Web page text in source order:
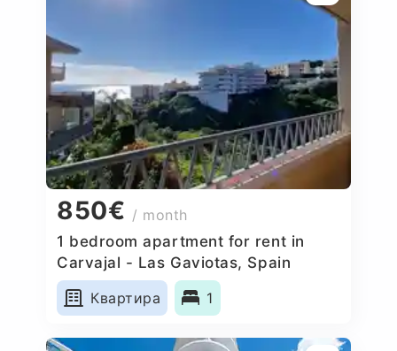
850€ / month
1 bedroom apartment for rent in
Carvajal - Las Gaviotas, Spain
Квартира
1